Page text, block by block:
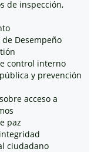
de inspección,
Desempeño
control interno
y prevención
acceso a
paz
ciudadano